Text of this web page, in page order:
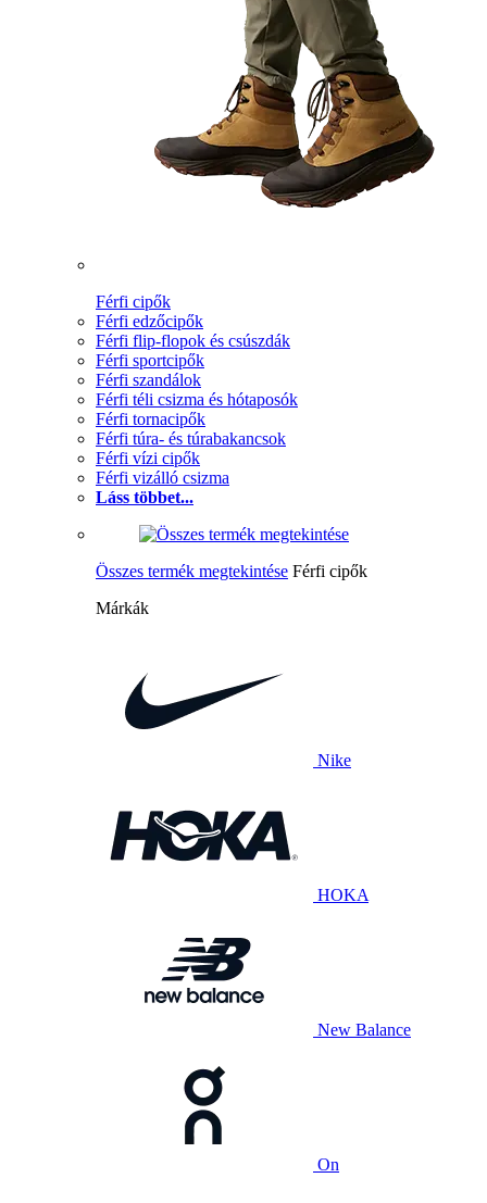
Férfi cipők
Férfi edzőcipők
Férfi flip-flopok és csúszdák
Férfi sportcipők
Férfi szandálok
Férfi téli csizma és hótaposók
Férfi tornacipők
Férfi túra- és túrabakancsok
Férfi vízi cipők
Férfi vizálló csizma
Láss többet...
Összes termék megtekintése Férfi cipők
Márkák
Nike
HOKA
New Balance
On